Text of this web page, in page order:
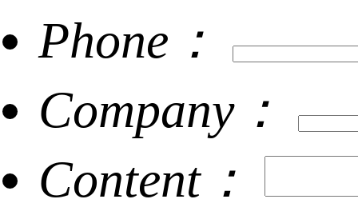
Phone：
Company：
Content：